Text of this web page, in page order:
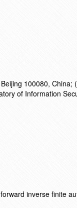
100080,
of Information
inverse finite